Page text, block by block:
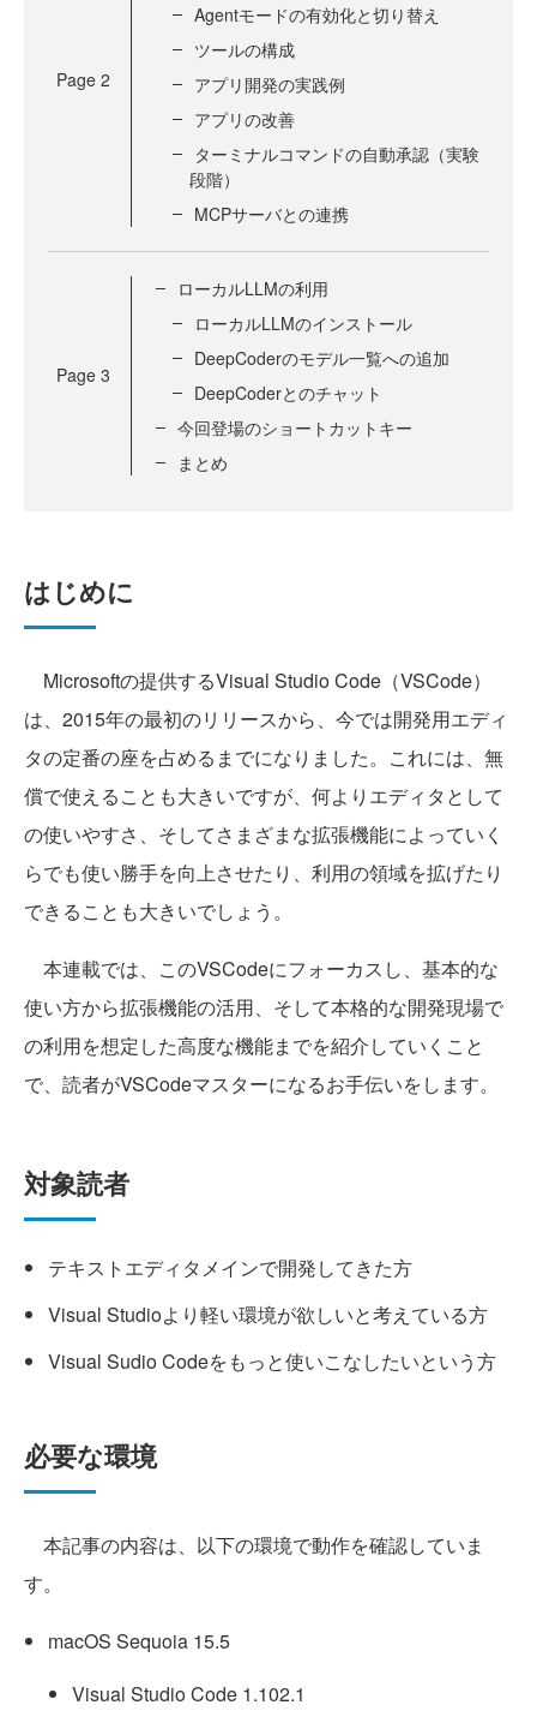
Page 2
Agentモードの有効化と切り替え
ツールの構成
アプリ開発の実践例
アプリの改善
ターミナルコマンドの自動承認（実験
段階）
MCPサーバとの連携
Page 3
ローカルLLMの利用
ローカルLLMのインストール
DeepCoderのモデル一覧への追加
DeepCoderとのチャット
今回登場のショートカットキー
まとめ
はじめに
Microsoftの提供するVisual Studio Code（VSCode）
は、2015年の最初のリリースから、今では開発用エディ
タの定番の座を占めるまでになりました。これには、無
償で使えることも大きいですが、何よりエディタとして
の使いやすさ、そしてさまざまな拡張機能によっていく
らでも使い勝手を向上させたり、利用の領域を拡げたり
できることも大きいでしょう。
本連載では、このVSCodeにフォーカスし、基本的な
使い方から拡張機能の活用、そして本格的な開発現場で
の利用を想定した高度な機能までを紹介していくこと
で、読者がVSCodeマスターになるお手伝いをします。
対象読者
テキストエディタメインで開発してきた方
Visual Studioより軽い環境が欲しいと考えている方
Visual Sudio Codeをもっと使いこなしたいという方
必要な環境
本記事の内容は、以下の環境で動作を確認していま
す。
macOS Sequoia 15.5
Visual Studio Code 1.102.1